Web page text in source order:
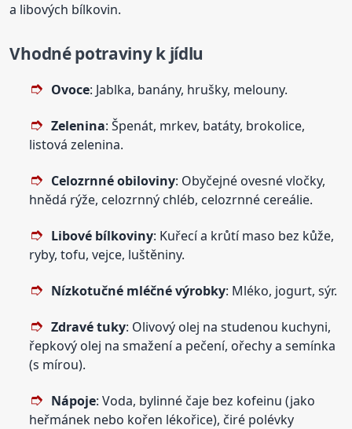
a libových bílkovin.
Vhodné potraviny k jídlu
Ovoce: Jablka, banány, hrušky, melouny.
Zelenina: Špenát, mrkev, batáty, brokolice,
listová zelenina.
Celozrnné obiloviny: Obyčejné ovesné vločky,
hnědá rýže, celozrnný chléb, celozrnné cereálie.
Libové bílkoviny: Kuřecí a krůtí maso bez kůže,
ryby, tofu, vejce, luštěniny.
Nízkotučné mléčné výrobky: Mléko, jogurt, sýr.
Zdravé tuky: Olivový olej na studenou kuchyni,
řepkový olej na smažení a pečení, ořechy a semínka
(s mírou).
Nápoje: Voda, bylinné čaje bez kofeinu (jako
heřmánek nebo kořen lékořice), čiré polévky